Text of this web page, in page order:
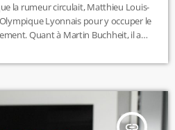
la rumeur circulait, Matthieu Louis-
Lyonnais pour y occuper le
Quant à Martin Buchheit, il a
de figurer à nouveau parmi les
nouveaux […]
insert_link